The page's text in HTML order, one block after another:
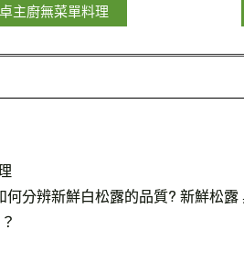
主廚無菜單料理
何分辨新鮮白松露的品質? 新鮮松露